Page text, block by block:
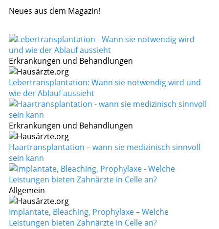
Neues aus dem Magazin!
Erkrankungen und Behandlungen
Lebertransplantation: Wann sie notwendig wird und
wie der Ablauf aussieht
Erkrankungen und Behandlungen
Haartransplantation – wann sie medizinisch sinnvoll
sein kann
Allgemein
Implantate, Bleaching, Prophylaxe – Welche
Leistungen bieten Zahnärzte in Celle an?